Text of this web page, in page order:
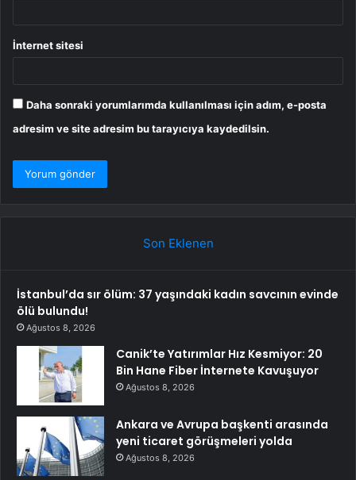
İnternet sitesi
Daha sonraki yorumlarımda kullanılması için adım, e-posta
adresim ve site adresim bu tarayıcıya kaydedilsin.
Son Eklenen
İstanbul’da sır ölüm: 37 yaşındaki kadın savcının evinde
ölü bulundu!
Ağustos 8, 2026
Canik’te Yatırımlar Hız Kesmiyor: 20
Bin Hane Fiber İnternete Kavuşuyor
Ağustos 8, 2026
Ankara ve Avrupa başkenti arasında
yeni ticaret görüşmeleri yolda
Ağustos 8, 2026